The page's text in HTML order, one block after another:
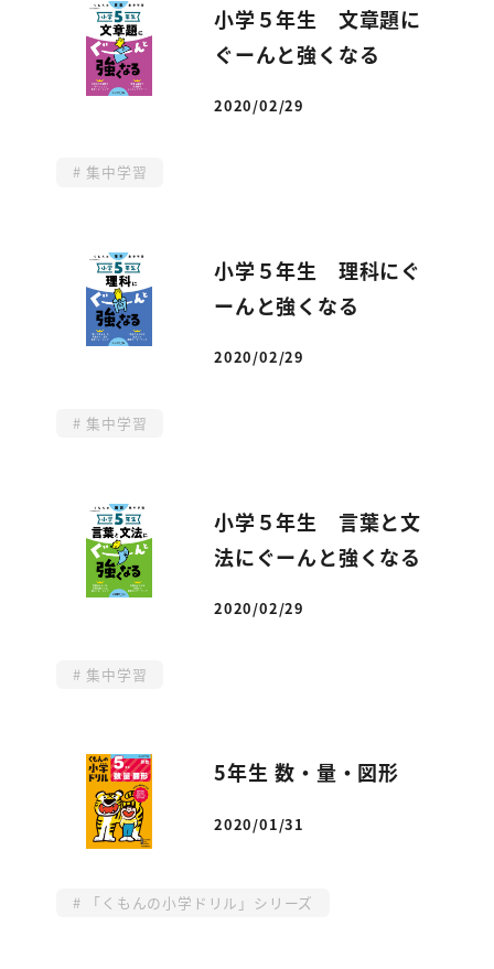
小学５年生 文章題に
ぐーんと強くなる
投稿日
2020/02/29
集中学習
小学５年生 理科にぐ
ーんと強くなる
投稿日
2020/02/29
集中学習
小学５年生 言葉と文
法にぐーんと強くなる
投稿日
2020/02/29
集中学習
5年生 数・量・図形
投稿日
2020/01/31
「くもんの小学ドリル」シリーズ